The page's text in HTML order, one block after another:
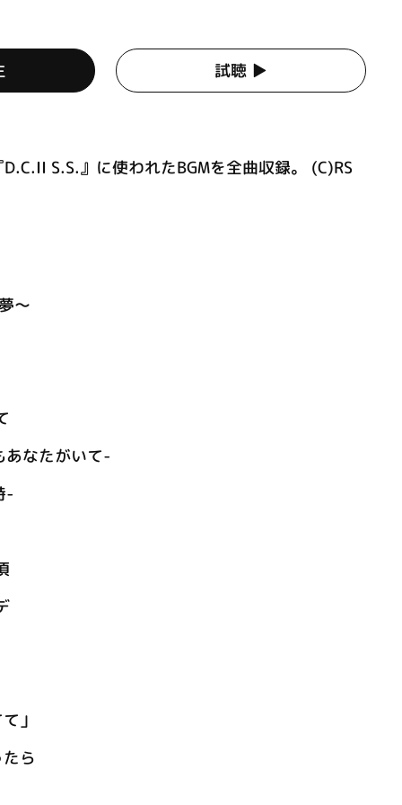
試聴 ▶︎
S.S.』に使われたBGMを全曲収録。 (C)RS
～
なたがいて-
-
」
ら